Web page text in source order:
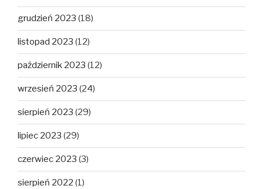
grudzień 2023 (18)
listopad 2023 (12)
październik 2023 (12)
wrzesień 2023 (24)
sierpień 2023 (29)
lipiec 2023 (29)
czerwiec 2023 (3)
sierpień 2022 (1)